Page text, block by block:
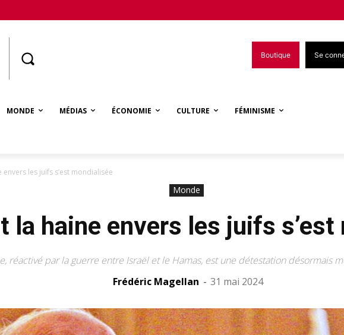
Boutique Se
MONDE MÉDIAS ÉCONOMIE CULTURE FÉMINISME
les juifs s’est mondialisée
Monde
la haine envers les juifs
réactivé par la guerre entre Israël et le Hamas, est une détestation désormais
Frédéric Magellan - 31 mai 2024